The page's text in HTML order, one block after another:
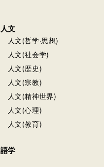
人文
人文(哲学·思想)
人文(社会学)
人文(歴史)
人文(宗教)
人文(精神世界)
人文(心理)
人文(教育)
語学